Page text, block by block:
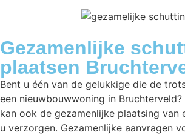
Gezamenlijke
plaatsen
Bent u één van de gelukkige die de
een nieuwbouwwoning in
kan ook de gezamenlijke plaatsing van
u verzorgen. Gezamenlijke aanvragen